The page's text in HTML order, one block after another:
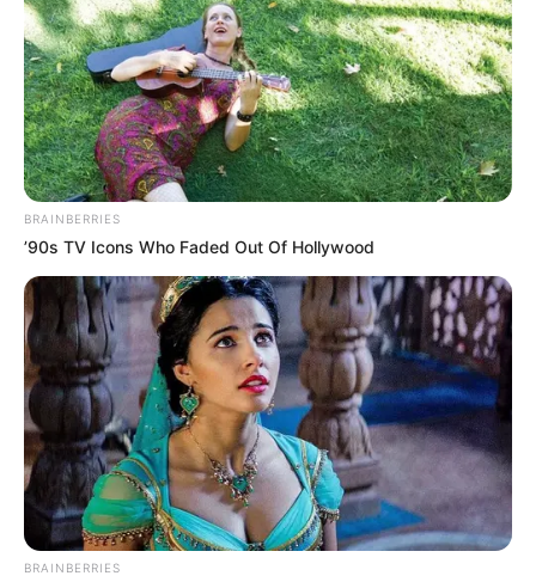
BRAINBERRIES
’90s TV Icons Who Faded Out Of Hollywood
BRAINBERRIES